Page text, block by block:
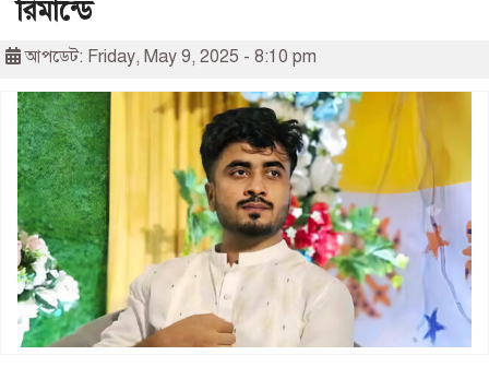
রিমান্ডে
আপডেট: Friday, May 9, 2025 - 8:10 pm